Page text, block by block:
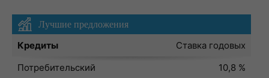
Лучшие предложения
Кредиты
Ставка годовых
Потребительский
10,8 %